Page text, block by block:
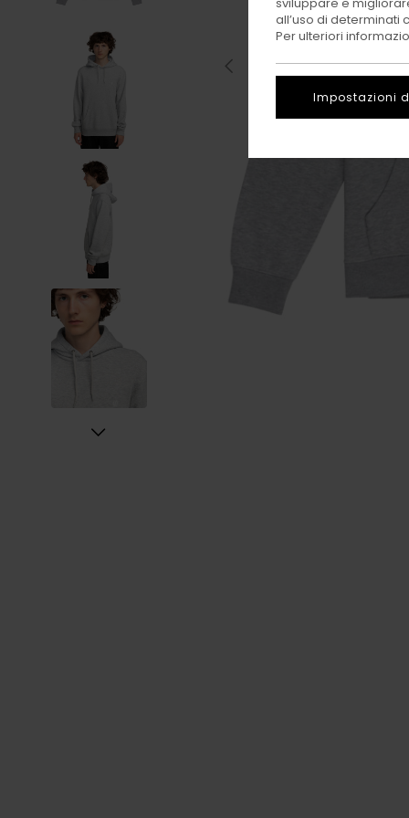
all’uso di
Per ulteriori
Impostazioni